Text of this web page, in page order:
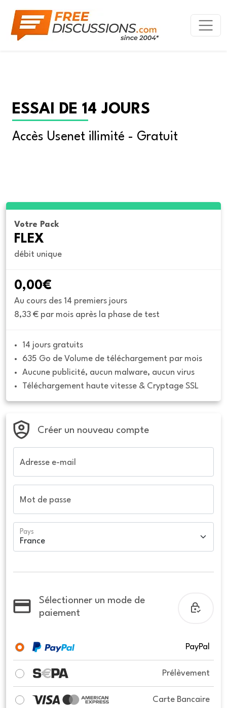
ESSAI DE 14 JOURS
Accès Usenet illimité - Gratuit
Votre Pack
FLEX
débit unique
0,00€
Au cours des 14 premiers jours
8,33 € par mois après la phase de test
14 jours gratuits
635 Go de Volume de téléchargement par mois
Aucune publicité, aucun malware, aucun virus
Téléchargement haute vitesse & Cryptage SSL
Créer un nouveau compte
Adresse e-mail
Mot de passe
Pays
Sélectionner un mode de
paiement
PayPal
Prélèvement
Carte Bancaire